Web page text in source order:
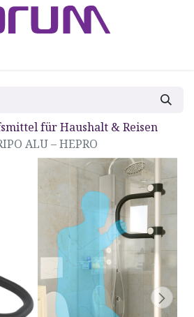
für Haushalt & Reisen
ALU – HEPRO